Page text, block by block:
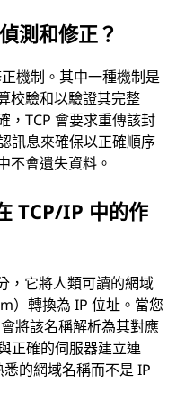
測和修正？
機制。其中一種機制是
校驗和以驗證其完整
，TCP 會要求重傳該封
訊息來確保以正確順序
不會遺失資料。
TCP/IP 中的作
，它將人類可讀的網域
）轉換為 IP 位址。當您
將該名稱解析為其對應
正確的伺服器建立連
的網域名稱而不是 IP